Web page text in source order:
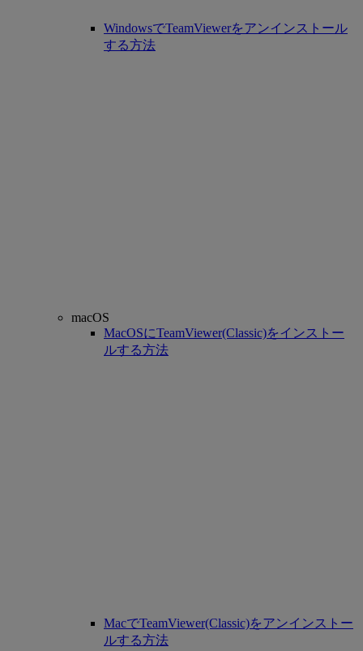
WindowsでTeamViewerをアンインストール
する方法
macOS
MacOSにTeamViewer(Classic)をインストー
ルする方法
MacでTeamViewer(Classic)をアンインストー
ルする方法